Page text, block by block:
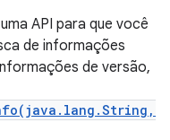
API para que você
de informações
de versão,